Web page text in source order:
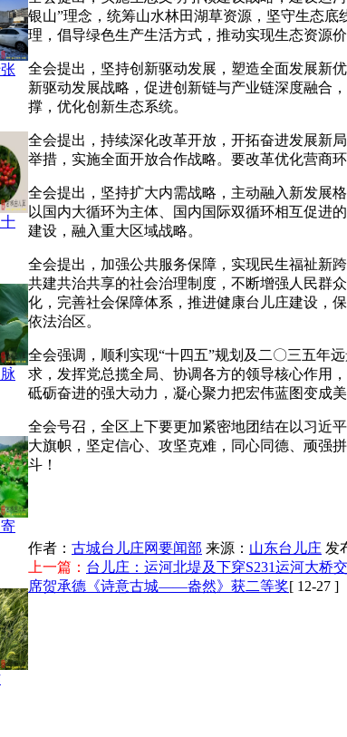
银山”理念，统筹山水林田湖草资源，坚守生态
理，倡导绿色生产生活方式，推动实现生态资源价
全会提出，坚持创新驱动发展，塑造全面发展新
新驱动发展战略，促进创新链与产业链深度融合
撑，优化创新生态系统。
全会提出，持续深化改革开放，开拓奋进发展新
举措，实施全面开放合作战略。要改革优化营商
全会提出，坚持扩大内需战略，主动融入新发展
以国内大循环为主体、国内国际双循环相互促进
建设，融入重大区域战略。
全会提出，加强公共服务保障，实现民生福祉新
共建共治共享的社会治理制度，不断增强人民群
化，完善社会保障体系，推进健康台儿庄建设，
依法治区。
全会强调，顺利实现“十四五”规划及二〇三五年
求，发挥党总揽全局、协调各方的领导核心作用
砥砺奋进的强大动力，凝心聚力把宏伟蓝图变成美
全会号召，全区上下要更加紧密地团结在以习近
大旗帜，坚定信心、攻坚克难，同心同德、顽强
斗！
（古城台儿庄
作者： 古城台儿庄网要闻部 来源： 山东台儿庄 发
上一篇： 台儿庄：运河北堤及下穿S231运河大桥
席贺承德《诗意古城——盎然》获二等奖[ 12-27 ]